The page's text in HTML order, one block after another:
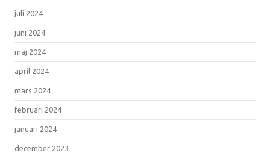
juli 2024
juni 2024
maj 2024
april 2024
mars 2024
februari 2024
januari 2024
december 2023